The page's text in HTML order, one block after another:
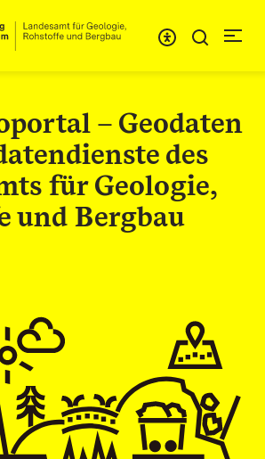
– Geodaten
des
für Geologie,
und Bergbau